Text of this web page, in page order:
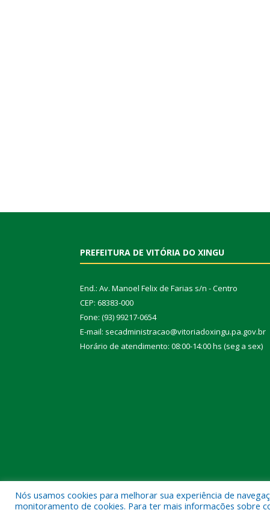
PREFEITURA DE VITÓRIA DO XINGU
End.: Av. Manoel Felix de Farias s/n - Centro
CEP: 68383-000
Fone: (93) 99217-0654
E-mail: secadministracao@vitoriadoxingu.pa.gov.br
Horário de atendimento: 08:00-14:00 hs (seg a sex)
Todos os direitos reservados a Prefeitura
Nós usamos cookies para melhorar sua experiência de
monitoramento de cookies. Para ter mais informações sobre